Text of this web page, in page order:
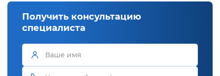
Получить консультацию
специалиста